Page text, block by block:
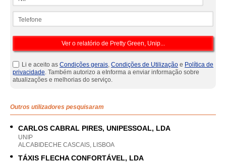
Li e aceito as Condições gerais, Condições de Utilização e Política de
privacidade. Também autorizo a eInforma a enviar informação sobre
atualizações e melhorias do serviço.
Outros utilizadores pesquisaram
CARLOS CABRAL PIRES, UNIPESSOAL, LDA
UNIP
ALCABIDECHE CASCAIS, LISBOA
TÁXIS FLECHA CONFORTÁVEL, LDA